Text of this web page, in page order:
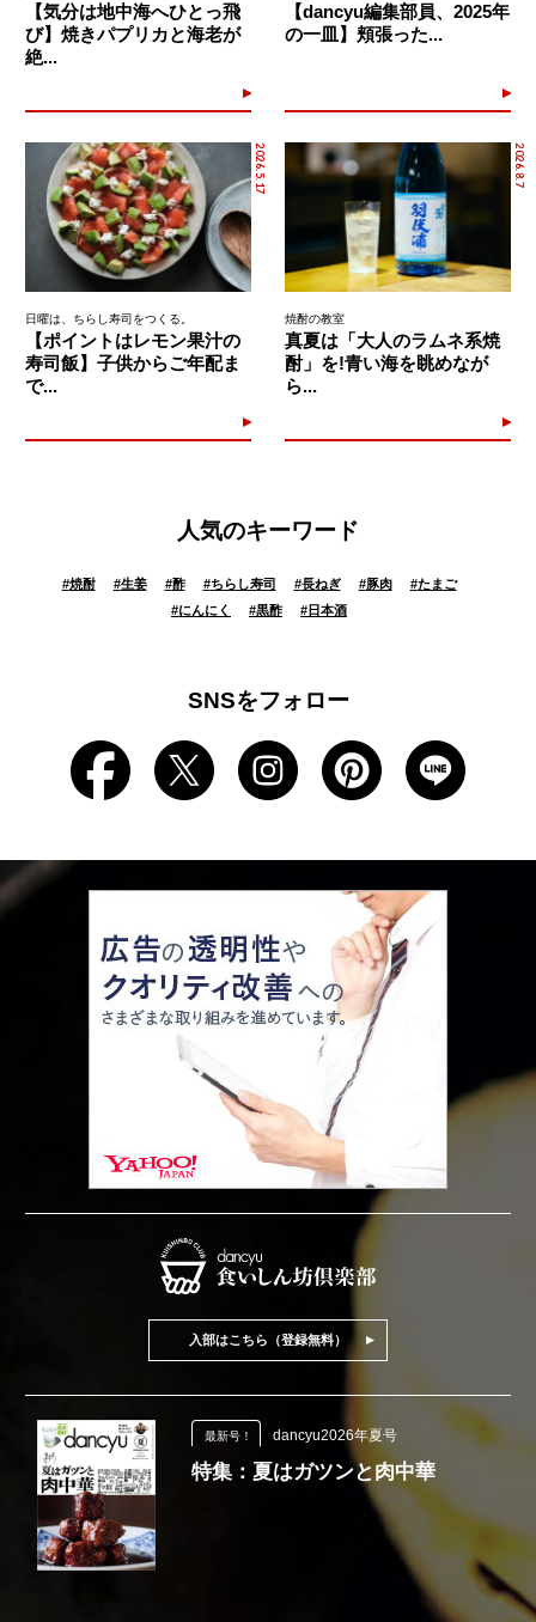
【気分は地中海へひとっ飛
び】焼きパプリカと海老が
絶...
【dancyu編集部員、2025年
の一皿】頬張った...
2026.5.17
日曜は、ちらし寿司をつくる。
【ポイントはレモン果汁の
寿司飯】子供からご年配ま
で...
2026.8.7
焼酎の教室
真夏は「大人のラムネ系焼
酎」を!青い海を眺めなが
ら...
人気のキーワード
#焼酎 #生姜 #酢 #ちらし寿司 #長ねぎ #豚肉 #たまご
#にんにく #黒酢 #日本酒
SNSをフォロー
入部はこちら（登録無料）
最新号！ dancyu2026年夏号
特集：夏はガツンと肉中華